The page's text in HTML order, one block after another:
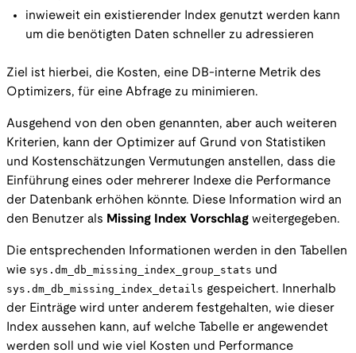
inwieweit ein existierender Index genutzt werden kann
um die benötigten Daten schneller zu adressieren
Ziel ist hierbei, die Kosten, eine DB-interne Metrik des
Optimizers, für eine Abfrage zu minimieren.
Ausgehend von den oben genannten, aber auch weiteren
Kriterien, kann der Optimizer auf Grund von Statistiken
und Kostenschätzungen Vermutungen anstellen, dass die
Einführung eines oder mehrerer Indexe die Performance
der Datenbank erhöhen könnte. Diese Information wird an
den Benutzer als Missing Index Vorschlag weitergegeben.
Die entsprechenden Informationen werden in den Tabellen
wie sys.dm_db_missing_index_group_stats und
sys.dm_db_missing_index_details gespeichert. Innerhalb
der Einträge wird unter anderem festgehalten, wie dieser
Index aussehen kann, auf welche Tabelle er angewendet
werden soll und wie viel Kosten und Performance